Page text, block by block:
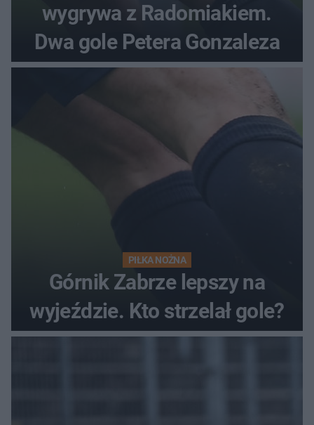
wygrywa z Radomiakiem.
Dwa gole Petera Gonzaleza
PIŁKA NOŻNA
Górnik Zabrze lepszy na
wyjeździe. Kto strzelał gole?